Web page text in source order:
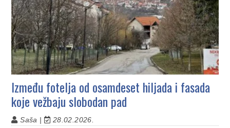
Između fotelja od osamdeset hiljada i fasada
koje vežbaju slobodan pad
Saša | 28.02.2026.